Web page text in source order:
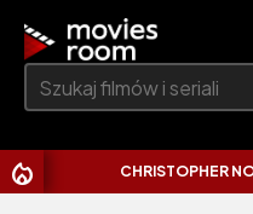
Szukaj:
CHRISTOPHER